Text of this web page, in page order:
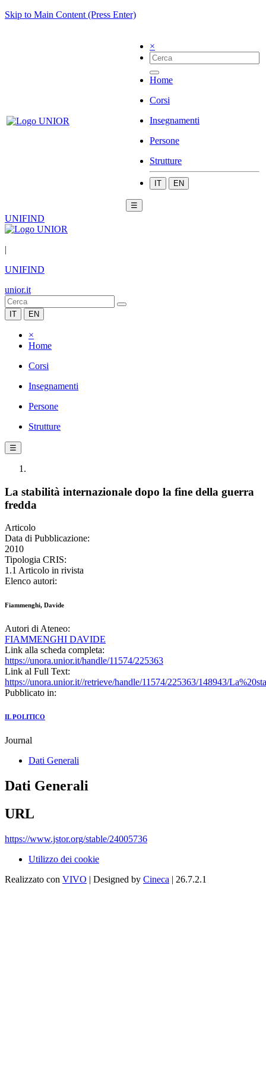
Skip to Main Content (Press Enter)
×
Home
Corsi
Insegnamenti
Persone
Strutture
IT EN
☰
UNIFIND
|
UNIFIND
unior.it
IT EN
×
Home
Corsi
Insegnamenti
Persone
Strutture
☰
La stabilità internazionale dopo la fine della guerra
fredda
Articolo
Data di Pubblicazione:
2010
Tipologia CRIS:
1.1 Articolo in rivista
Elenco autori:
Fiammenghi, Davide
Autori di Ateneo:
FIAMMENGHI DAVIDE
Link alla scheda completa:
https://unora.unior.it/handle/11574/225363
Link al Full Text:
https://unora.unior.it//retrieve/handle/11574/225363/148943/
Pubblicato in:
IL POLITICO
Journal
Dati Generali
Dati Generali
URL
https://www.jstor.org/stable/24005736
Utilizzo dei cookie
Realizzato con VIVO | Designed by Cineca | 26.7.2.1